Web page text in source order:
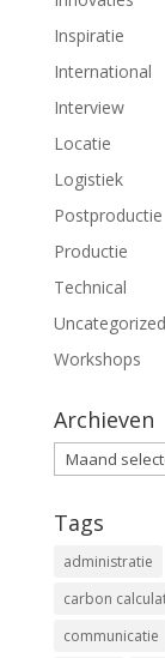
e
d
Inspiratie
International
Interview
Locatie
Logistiek
Postproductie
Productie
Technical
Uncategorized
Workshops
Archieven
Archieven
Tags
administratie
carbon
communicatie